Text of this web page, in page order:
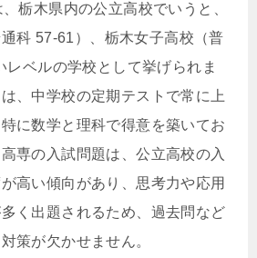
栃木県内の公立高校でいうと、
科 57-61）、栃木女子高校（普
レベルの学校として挙げられま
、中学校の定期テストで常に上
に数学と理科で得意を築いてお
専の入試問題は、公立高校の入
高い傾向があり、思考力や応用
く出題されるため、過去問など
策が欠かせません。